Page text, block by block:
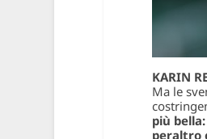
KARIN
Ma le
più
peraltro